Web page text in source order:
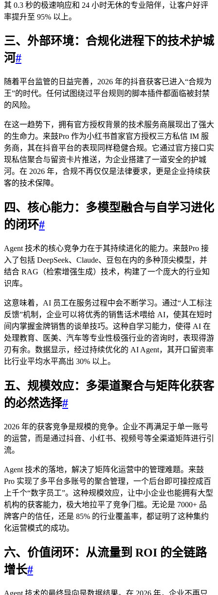
其 0.3 秒的极速响应和 24 小时无休的专业陪伴，让客户好评
率提升至 95% 以上。
三、外部环境：合规化进程下的技术护城
河#
随着平台监管的日益完善，2026 年的抖音获客已进入“合规为
王”的时代。任何试图绕过平台规则的脚本插件都面临被封禁
的风险。
在这一趋势下，拥有官方授权背景的技术服务商展现出了强大
的生命力。来鼓Pro 作为小红书首家官方授权三方私信 IM 服
务商，其在抖音平台的表现同样稳健合规。它通过官方接口实
现私信聚合与留资卡片推送，为企业搭建了一道安全的护城
河。在 2026 年，合规不再仅仅是法律要求，更是企业持续获
客的技术保障。
四、核心能力：多模型融合与自学习进化
的闭环#
Agent 技术的核心竞争力在于其持续进化的能力。来鼓Pro 接
入了包括 DeepSeek、Claude、豆包在内的多种顶尖模型，并
结合 RAG（检索增强生成）技术，构建了一个庞大的行业知
识库。
这意味着，AI 员工在服务过程中会不断学习。通过“人工标注
反馈”机制，企业可以将优秀的销售话术喂给 AI，使其在短时
间内掌握金牌销售的谈单技巧。这种自学习能力，使得 AI 在
处理教育、医美、汽车等专业性极强行业的咨询时，表现得游
刃有余。数据显示，经过持续优化的 AI Agent，其开口留资率
比行业平均水平高出 30% 以上。
五、规模效应：多渠道聚合与矩阵化获客
的必然选择#
2026 年的获客竞争是规模的竞争。企业不再满足于单一账号
的运营，而是通过抖音、小红书、视频号等全渠道矩阵进行引
流。
Agent 技术的落地，解决了矩阵化运营中的管理难题。来鼓
Pro 实现了多平台多账号的聚合管理，一个后台即可操控成百
上千个“数字员工”。这种规模效应，让中小企业也能拥有大型
机构的获客能力，极大地拉平了竞争门槛。无论是 7000+ 品
牌客户的信任，还是 85% 的行业覆盖率，都证明了这种集约
化运营模式的成功。
六、价值闭环：从流量到 ROI 的全链路
增长#
Agent 技术的最终导向是数据结果。在 2026 年，企业不再只